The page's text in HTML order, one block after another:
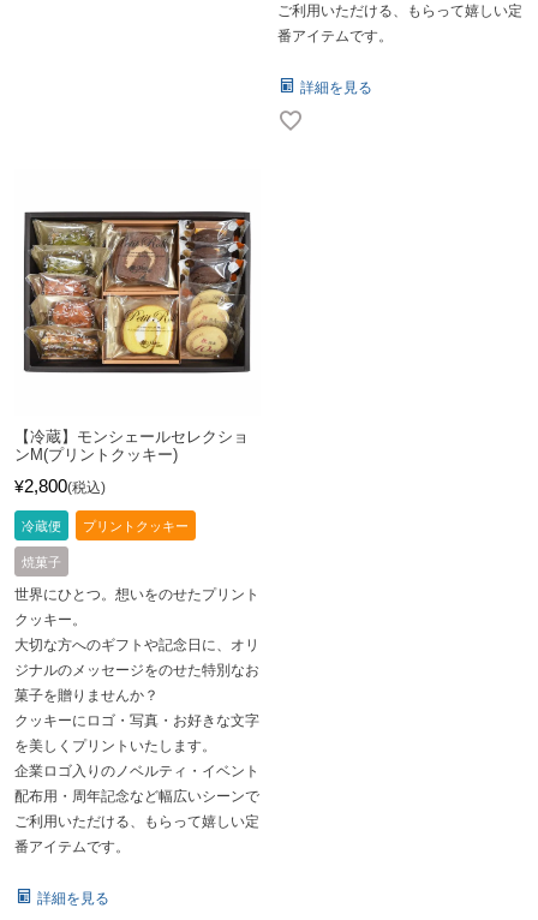
ご利用いただける、もらって嬉しい定
番アイテムです。
詳細を見る
【冷蔵】モンシェールセレクショ
ンM(プリントクッキー)
¥2,800 税込
冷蔵便 プリントクッキー
焼菓子
世界にひとつ。想いをのせたプリント
クッキー。
大切な方へのギフトや記念日に、オリ
ジナルのメッセージをのせた特別なお
菓子を贈りませんか？
クッキーにロゴ・写真・お好きな文字
を美しくプリントいたします。
企業ロゴ入りのノベルティ・イベント
配布用・周年記念など幅広いシーンで
ご利用いただける、もらって嬉しい定
番アイテムです。
詳細を見る